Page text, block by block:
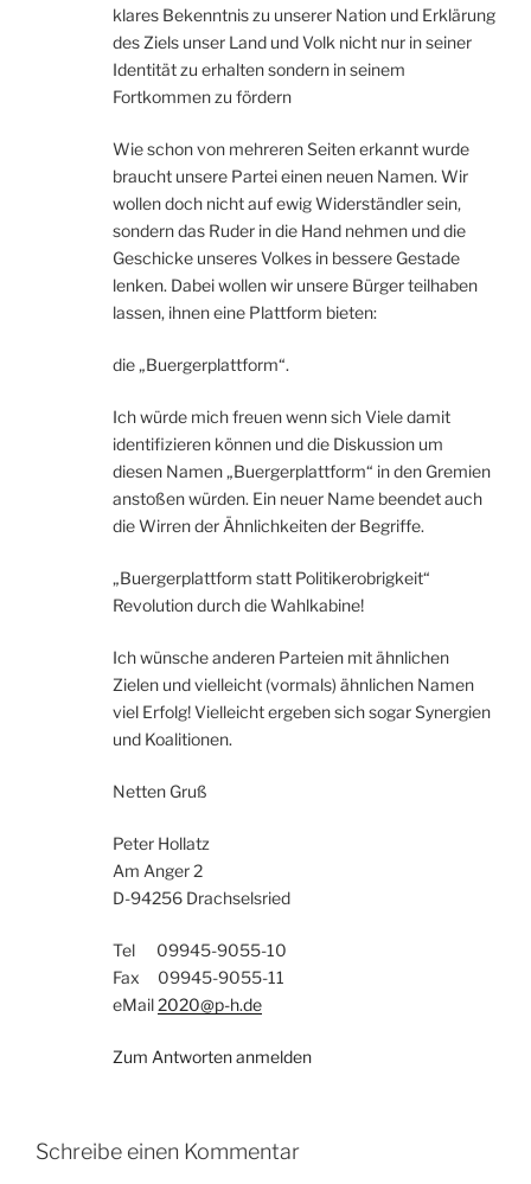
klares Bekenntnis zu unserer Nation und Erklärung
des Ziels unser Land und Volk nicht nur in seiner
Identität zu erhalten sondern in seinem
Fortkommen zu fördern
Wie schon von mehreren Seiten erkannt wurde
braucht unsere Partei einen neuen Namen. Wir
wollen doch nicht auf ewig Widerständler sein,
sondern das Ruder in die Hand nehmen und die
Geschicke unseres Volkes in bessere Gestade
lenken. Dabei wollen wir unsere Bürger teilhaben
lassen, ihnen eine Plattform bieten:
die „Buergerplattform“.
Ich würde mich freuen wenn sich Viele damit
identifizieren können und die Diskussion um
diesen Namen „Buergerplattform“ in den Gremien
anstoßen würden. Ein neuer Name beendet auch
die Wirren der Ähnlichkeiten der Begriffe.
„Buergerplattform statt Politikerobrigkeit“
Revolution durch die Wahlkabine!
Ich wünsche anderen Parteien mit ähnlichen
Zielen und vielleicht (vormals) ähnlichen Namen
viel Erfolg! Vielleicht ergeben sich sogar Synergien
und Koalitionen.
Netten Gruß
Peter Hollatz
Am Anger 2
D-94256 Drachselsried
Tel 09945-9055-10
Fax 09945-9055-11
eMail2020@p-h.de
Zum Antworten anmelden
Schreibe einen Kommentar